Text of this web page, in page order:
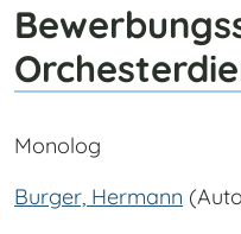
Monolog
Burger, Hermann